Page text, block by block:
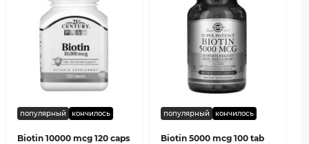
популярный кончилось
Biotin 10000 mcg 120 caps
популярный кончилось
Biotin 5000 mcg 100 tab